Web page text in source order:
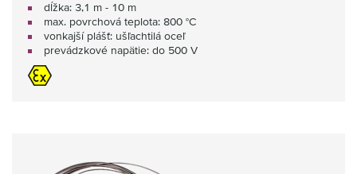
dĺžka: 3,1 m - 10 m
max. povrchová teplota: 800 °C
vonkajší plášť: ušľachtilá oceľ
prevádzkové napätie: do 500 V